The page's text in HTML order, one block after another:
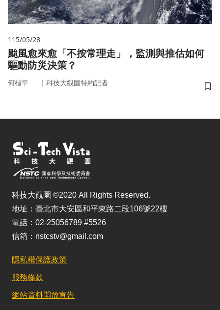
115/05/28
颱風愈來愈「不按常理走」，監測與推估如何
驅動防災決策？
何楷平 ｜ 科技大觀園特約記者
儲
科技大觀園 ©2020 All Rights Reserved.
地址：臺北市大安區和平東路二段106號22樓
電話：02-25056789 #5526
信箱：nstcstv@gmail.com
隱私權保護政策
服務條款
網站資料開放宣告